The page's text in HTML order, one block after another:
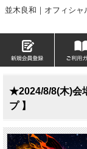
並木良和｜オフィシャ
★2024/8/8(木)会
プ 】